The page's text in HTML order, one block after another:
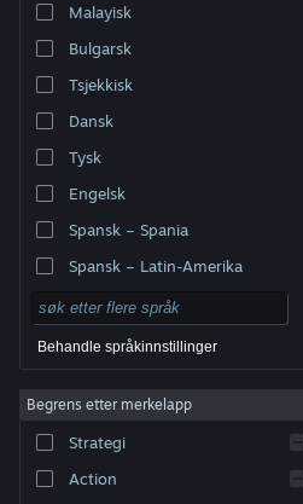
© Valve Corporation. Alle rettigheter reservert. Alle
Retningslinjer for personvern
Tilgjengelighet
|Steams abonnementsavtale
Refusjoner
Malayisk
Bulgarsk
Tsjekkisk
Dansk
Tysk
Engelsk
Spansk – Spania
Spansk – Latin-Amerika
Behandle språkinnstillinger
Begrens etter merkelapp
Strategi
Action